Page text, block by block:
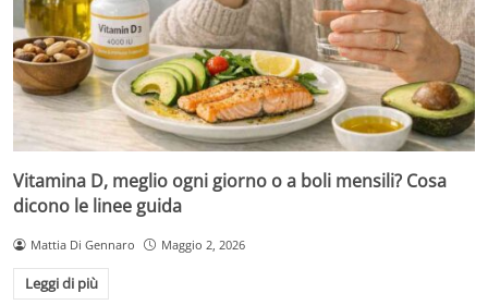
Vitamina D, meglio ogni giorno o a boli mensili? Cosa
dicono le linee guida
Mattia Di Gennaro Maggio 2, 2026
Leggi di più